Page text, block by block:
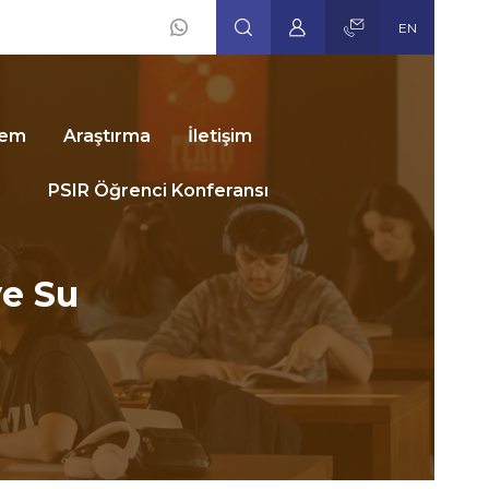
Social
Icons
EN
Araştırma İletişim
PSIR Öğrenci Konferansı
Su